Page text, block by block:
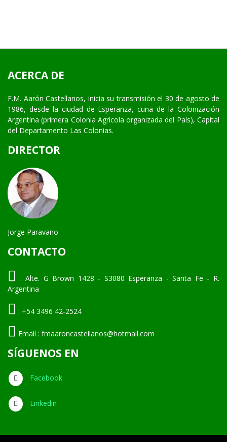
ACERCA DE
F.M. Aarón Castellanos, inicia su transmisión el 30 de agosto de
1986, desde la ciudad de Esperanza, cuna de la Colonización
Argentina (primera Colonia Agrícola organizada del País), Capital
del Departamento Las Colonias.
DIRECTOR
Jorge Paravano
CONTACTO
: Alte. G Brown 1428 - S3080 Esperanza - Santa Fe - R.
Argentina
: +54 3496 42-2524
Email : fmaaroncastellanos@hotmail.com
SÍGUENOS EN
Facebook
Linkedin